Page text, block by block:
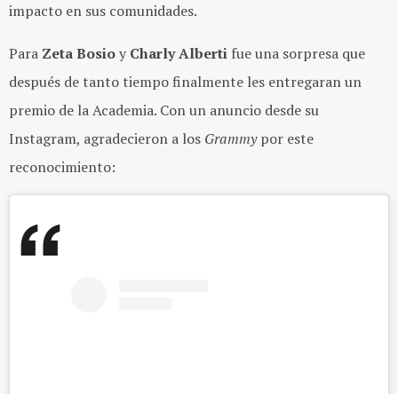
impacto en sus comunidades.
Para Zeta Bosioy Charly Alberti fue una sorpresa que
después de tanto tiempo finalmente les entregaran un
premio de la Academia. Con un anuncio desde su
Instagram, agradecieron a los Grammypor este
reconocimiento: